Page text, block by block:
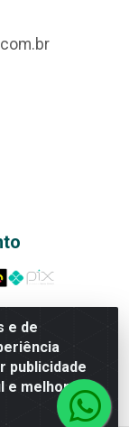
e de
publicidade
e melhorar a
Jardim das
415 -